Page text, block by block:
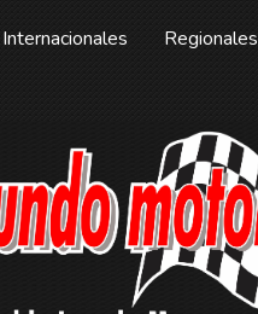
Internacionales Regionales